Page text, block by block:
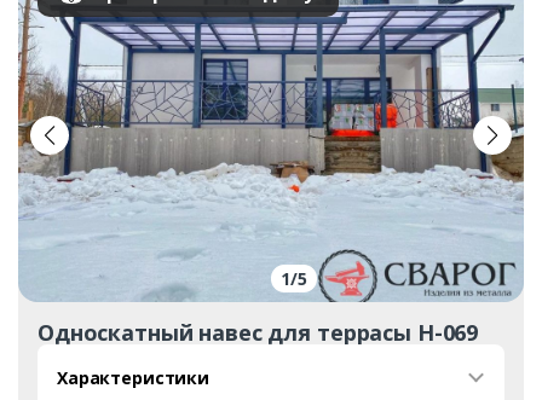
1/5
Односкатный навес для террасы Н-069
Характеристики